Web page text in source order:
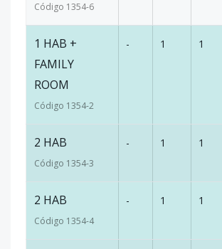
Código 1354-6
1 HAB +
FAMILY
ROOM
Código 1354-2
- 1 1
2 HAB
Código 1354-3
- 1 1
2 HAB
Código 1354-4
- 1 1